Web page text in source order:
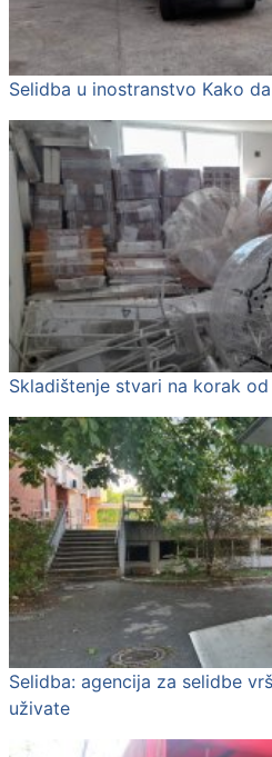
Selidba u inostranstvo Kako
Skladištenje stvari na korak od
Selidba: agencija za selidbe
uživate